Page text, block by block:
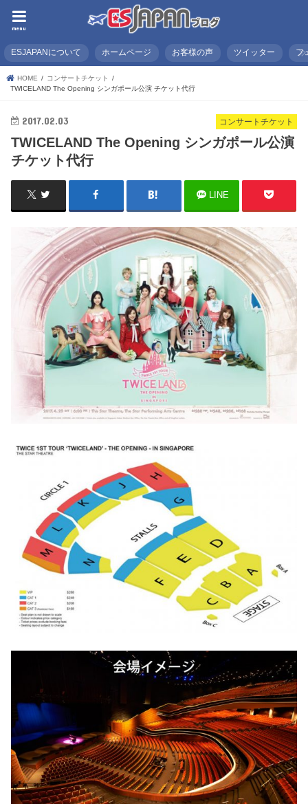
menu
ESJAPANについて ホームページ お客様の声 ツイッター フ
HOME
コンサートチケット
TWICELAND The Opening シンガポール公演 チケット代行
コンサートチケット
2017.02.03
TWICELAND The Opening シンガポール公演
チケット代行
LINE